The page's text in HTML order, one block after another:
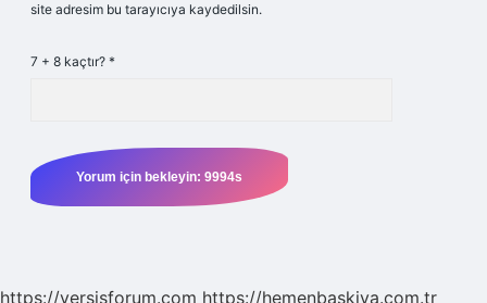
site adresim bu tarayıcıya kaydedilsin.
7 + 8 kaçtır? *
https://versisforum.com https://hemenbaskiya.com.tr